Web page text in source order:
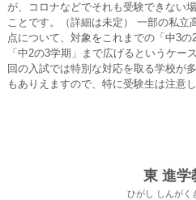
が、コロナなどでそれも受験できない
ことです。（詳細は未定） 一部の私立
点について、対象をこれまでの「中3
「中2の3学期」まで広げるというケー
回の入試では特別な対応を取る学校が
もありえますので、特に受験生は注意
東 進学
ひがし しんがく